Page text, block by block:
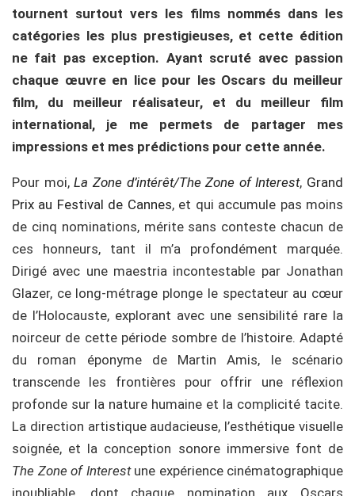
tournent surtout vers les films nommés dans les
catégories les plus prestigieuses, et cette édition
ne fait pas exception. Ayant scruté avec passion
chaque œuvre en lice pour les Oscars du meilleur
film, du meilleur réalisateur, et du meilleur film
international, je me permets de partager mes
impressions et mes prédictions pour cette année.
Pour moi,La Zone d’intérêt/The Zone of Interest, Grand
Prix au Festival de Cannes, et qui accumule pas moins
de cinq nominations, mérite sans conteste chacun de
ces honneurs, tant il m’a profondément marquée.
Dirigé avec une maestria incontestable par Jonathan
Glazer, ce long-métrage plonge le spectateur au cœur
de l’Holocauste, explorant avec une sensibilité rare la
noirceur de cette période sombre de l’histoire. Adapté
du roman éponyme de Martin Amis, le scénario
transcende les frontières pour offrir une réflexion
profonde sur la nature humaine et la complicité tacite.
La direction artistique audacieuse, l’esthétique visuelle
soignée, et la conception sonore immersive font de
The Zone of Interestune expérience cinématographique
inoubliable, dont chaque nomination aux Oscars